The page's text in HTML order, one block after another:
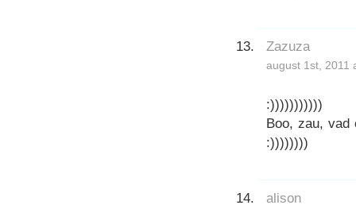
Zazuza
august 1st, 2011
:)))))))))))
Boo, zau, vad
:))))))))
alison